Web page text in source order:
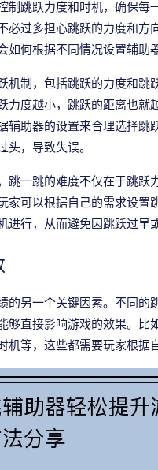
制跳跃力度和时机，确保每
必过多担心跳跃的力度和方
何根据不同情况设置辅助
机制，包括跳跃的力度和跳
力度越小，跳跃的距离也就
辅助器的设置来合理选择跳
，导致失误。
跳一跳的难度不仅在于跳跃
家可以根据自己的需求设置
行，从而避免因跳跃过早
的另一个关键因素。不同的
够直接影响游戏的效果。比
等，这些都需要玩家根据